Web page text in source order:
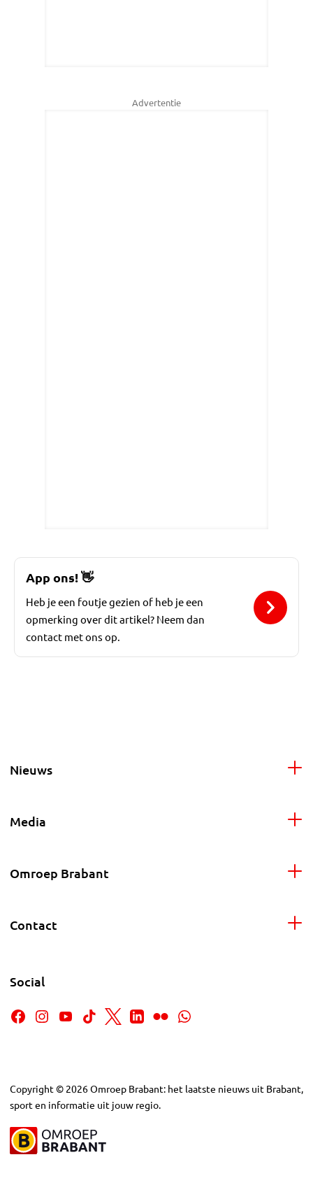
Advertentie
App ons!👋
Heb je een foutje gezien of heb je een
opmerking over dit artikel? Neem dan
contact met ons op.
Nieuws
Media
Omroep Brabant
Contact
Social
Copyright © 2026Omroep Brabant: het laatste nieuws uit Brabant,
sport en informatie uit jouw regio.